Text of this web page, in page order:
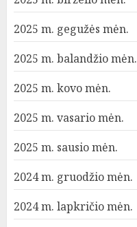
2025 m. gegužės mėn.
2025 m. balandžio mėn.
2025 m. kovo mėn.
2025 m. vasario mėn.
2025 m. sausio mėn.
2024 m. gruodžio mėn.
2024 m. lapkričio mėn.